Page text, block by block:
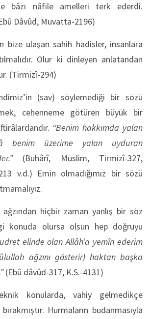
bâzı nâfile amelleri terk ederdi.
Dâvûd, Muvatta-2196)
bize ulaşan sahih hadisler, insanlara
Olur ki dinleyen anlatandan
(Tirmizî-294)
(sav) söylemediği bir sözü
cehenneme götüren büyük bir
“Benim hakkımda yalan
benim üzerime yalan uyduran
(Buhârî, Müslim, Tirmizî-327,
v.d.) Emin olmadığımız bir sözü
ağzından hiçbir zaman yanlış bir söz
konuda olursa olsun hep doğruyu
elinde olan Allâh’a yemîn ederim
ağzını gösterir) haktan başka
(Ebû dâvûd-317, K.S.-4131)
konularda, vahiy gelmedikçe
Hurmaların budanmasıyla